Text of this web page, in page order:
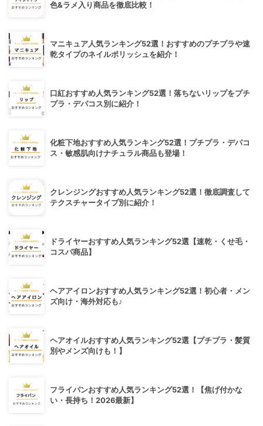
色&ラメ入り商品を徹底比較！
マニキュア人気ランキング52選！おすすめのプチプラや速
乾タイプのネイルポリッシュを紹介！
口紅おすすめ人気ランキング52選！落ちないリップをプチ
プラ・デパコス別に紹介！
化粧下地おすすめ人気ランキング52選！プチプラ・デパコ
ス・敏感肌向けナチュラル商品も登場！
クレンジングおすすめ人気ランキング52選！徹底調査して
テクスチャータイプ別に紹介！
ドライヤーおすすめ人気ランキング52選【速乾・くせ毛・
コスパ商品】
ヘアアイロンおすすめ人気ランキング52選！初心者・メン
ズ向け・海外対応も♪
ヘアオイルおすすめ人気ランキング52選【プチプラ・髪質
別やメンズ向けも！】
フライパンおすすめ人気ランキング52選！【焦げ付かな
い・長持ち！2026最新】